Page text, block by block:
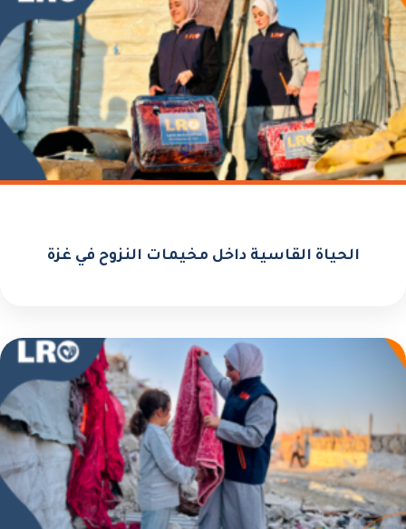
الحياة القاسية داخل مخيمات النزوح في غزة